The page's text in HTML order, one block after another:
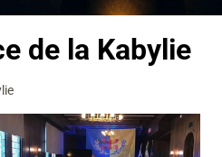
de la Kabylie